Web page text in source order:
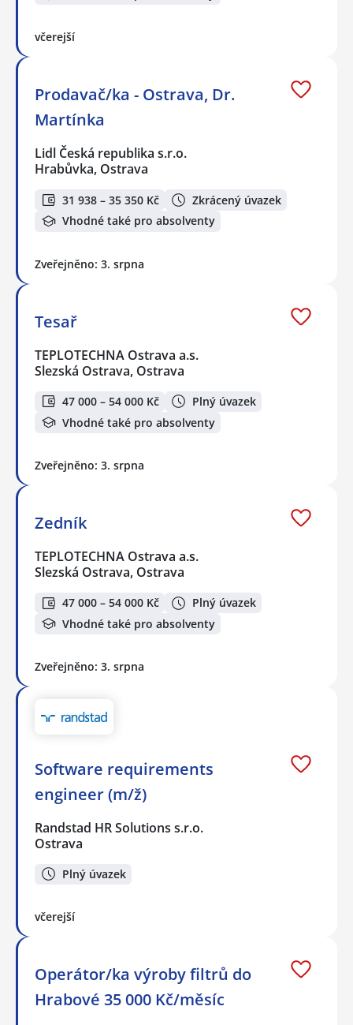
včerejší
Prodavač/ka - Ostrava, Dr.
Martínka
Lidl Česká republika s.r.o.
Hrabůvka, Ostrava
31 938 – 35 350 Kč
Zkrácený úvazek
Vhodné také pro absolventy
Zveřejněno: 3. srpna
Tesař
TEPLOTECHNA Ostrava a.s.
Slezská Ostrava, Ostrava
47 000 – 54 000 Kč
Plný úvazek
Vhodné také pro absolventy
Zveřejněno: 3. srpna
Zedník
TEPLOTECHNA Ostrava a.s.
Slezská Ostrava, Ostrava
47 000 – 54 000 Kč
Plný úvazek
Vhodné také pro absolventy
Zveřejněno: 3. srpna
Software requirements
engineer (m/ž)
Randstad HR Solutions s.r.o.
Ostrava
Plný úvazek
včerejší
Operátor/ka výroby filtrů do
Hrabové 35 000 Kč/měsíc